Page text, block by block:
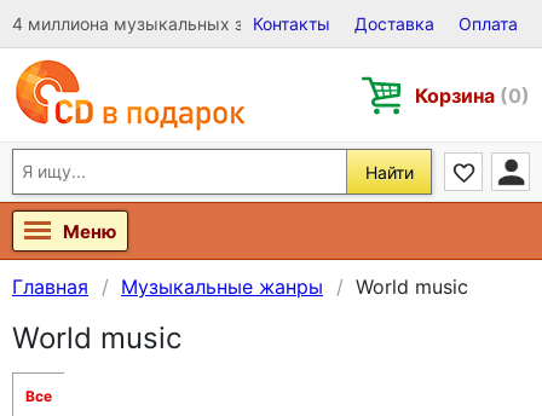
4 миллиона музыкальных записей на Виниле, CD и DVD
Контакты Доставка Оплата
Корзина (0)
Найти
Меню
Главная Музыкальные жанры World music
World music
Все